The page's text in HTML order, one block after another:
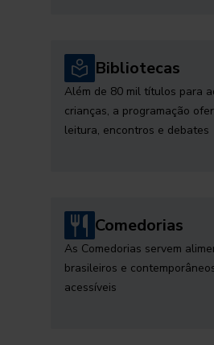
Bibliotecas
Além de 80 mil títulos para
crianças, a programação
leitura, encontros e debates
Comedorias
As Comedorias servem
brasileiros e
acessíveis